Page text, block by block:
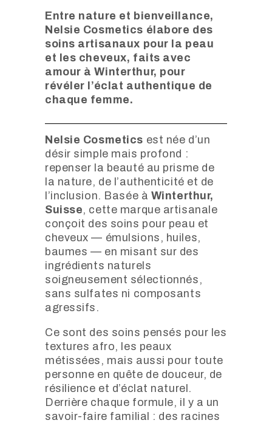
Entre nature et bienveillance,
Nelsie Cosmetics élabore des
soins artisanaux pour la peau
et les cheveux, faits avec
amour à Winterthur, pour
révéler l’éclat authentique de
chaque femme.
Nelsie Cosmetics est née d’un
désir simple mais profond :
repenser la beauté au prisme de
la nature, de l’authenticité et de
l’inclusion. Basée à Winterthur,
Suisse, cette marque artisanale
conçoit des soins pour peau et
cheveux — émulsions, huiles,
baumes — en misant sur des
ingrédients naturels
soigneusement sélectionnés,
sans sulfates ni composants
agressifs.
Ce sont des soins pensés pour les
textures afro, les peaux
métissées, mais aussi pour toute
personne en quête de douceur, de
résilience et d’éclat naturel.
Derrière chaque formule, il y a un
savoir-faire familial : des racines